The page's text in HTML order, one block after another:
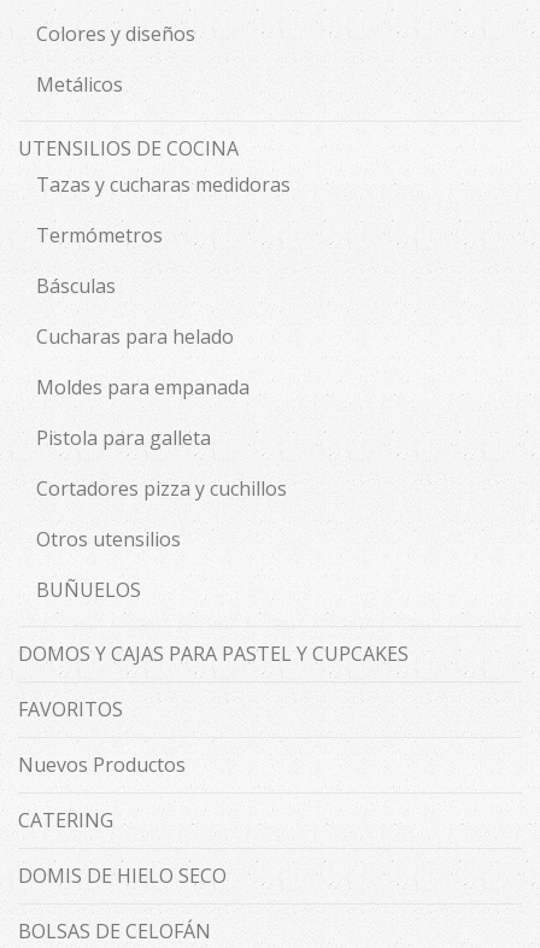
Colores y diseños
Metálicos
UTENSILIOS DE COCINA
Tazas y cucharas medidoras
Termómetros
Básculas
Cucharas para helado
Moldes para empanada
Pistola para galleta
Cortadores pizza y cuchillos
Otros utensilios
BUÑUELOS
DOMOS Y CAJAS PARA PASTEL Y CUPCAKES
FAVORITOS
Nuevos Productos
CATERING
DOMIS DE HIELO SECO
BOLSAS DE CELOFÁN